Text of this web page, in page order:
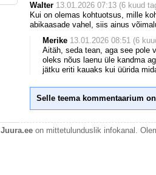
Walter 13.01.2026 07:13 (6 kuud
Kui on olemas kohtuotsus, mille
abikaasade vahel, siis ainus
Merike 13.01.2026 08:51 (6
Aitäh, seda tean, aga see pole
oleks nõus laenu üle kandma
jätku eriti kauaks kui üürida
Selle teema kommentaarium
Juura.eeon mittetulunduslik infokanal.